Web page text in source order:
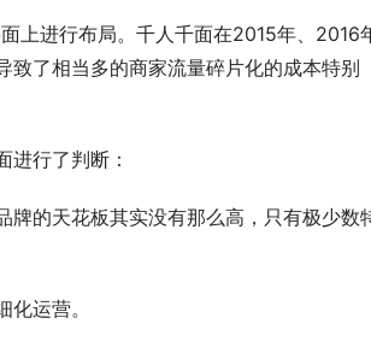
上进行布局。千人千面在2015年、2016
致了相当多的商家流量碎片化的成本特别
行了判断：
牌的天花板其实没有那么高，只有极少数
运营。